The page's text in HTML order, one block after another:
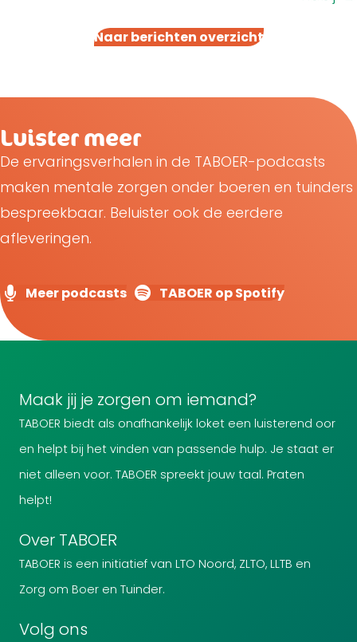
Naar berichten overzicht
Luister meer
De ervaringsverhalen in de TABOER-podcasts
maken mentale zorgen onder boeren en tuinders
bespreekbaar. Beluister ook de eerdere
afleveringen.
Meer podcasts TABOER op Spotify
Maak jij je zorgen om iemand?
TABOER biedt als onafhankelijk loket een luisterend oor
en helpt bij het vinden van passende hulp. Je staat er
niet alleen voor. TABOER spreekt jouw taal. Praten
helpt!
Over TABOER
TABOER is een initiatief van LTO Noord, ZLTO, LLTB en
Zorg om Boer en Tuinder.
Volg ons